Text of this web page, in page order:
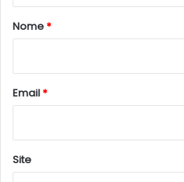
r
*
Nome*
Email*
Site